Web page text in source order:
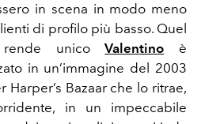
in scena in modo meno
di profilo più basso. Quel
unicoValentino è
in un’immagine del 2003
Harper’s Bazaar che lo ritrae,
in un impeccabile